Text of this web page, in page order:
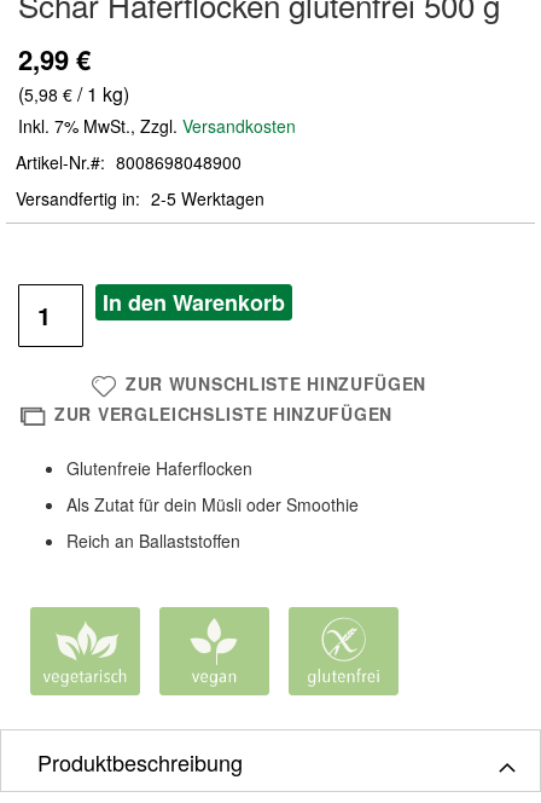
der
Bildergalerie
springen
2,99 €
(5,98 € / 1 kg)
Inkl. 7% MwSt., Zzgl. Versandkosten
Artikel-Nr.
8008698048900
Versandfertig in
2-5 Werktagen
In den Warenkorb
ZUR WUNSCHLISTE HINZUFÜGEN
ZUR VERGLEICHSLISTE HINZUFÜGEN
Glutenfreie Haferflocken
Als Zutat für dein Müsli oder Smoothie
Reich an Ballaststoffen
Produktbeschreibung